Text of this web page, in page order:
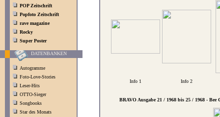
POP Zeitschrift
Popfoto Zeitschrift
rave magazine
Rocky
Super Poster
DATENBANKEN
Autogramme
Foto-Love-Stories
Leser-Hits
OTTO-Sieger
Songbooks
Star des Monats
Info 1 Info 2
BRAVO Ausgabe 21 / 1968 bis 25 / 1968 - Bee